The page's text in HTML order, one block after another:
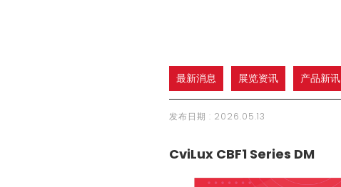
最新消息 展览资讯 产品新讯
发布日期 : 2026.05.13
CviLux CBF1 Series DM